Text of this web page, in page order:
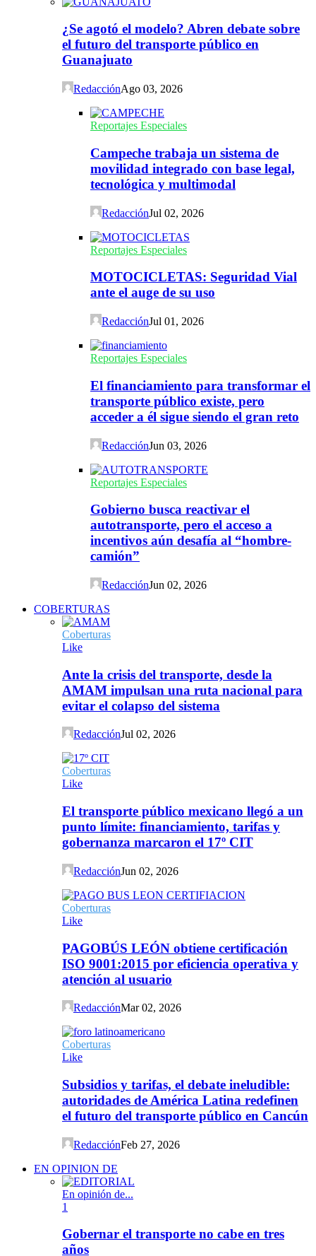
¿Se agotó el modelo? Abren debate sobre
el futuro del transporte público en
Guanajuato
RedacciónAgo 03, 2026
Reportajes Especiales
Campeche trabaja un sistema de
movilidad integrado con base legal,
tecnológica y multimodal
RedacciónJul 02, 2026
Reportajes Especiales
MOTOCICLETAS: Seguridad Vial
ante el auge de su uso
RedacciónJul 01, 2026
Reportajes Especiales
El financiamiento para transformar el
transporte público existe, pero
acceder a él sigue siendo el gran reto
RedacciónJun 03, 2026
Reportajes Especiales
Gobierno busca reactivar el
autotransporte, pero el acceso a
incentivos aún desafía al “hombre-
camión”
RedacciónJun 02, 2026
COBERTURAS
Coberturas
Like
Ante la crisis del transporte, desde la
AMAM impulsan una ruta nacional para
evitar el colapso del sistema
RedacciónJul 02, 2026
Coberturas
Like
El transporte público mexicano llegó a un
punto límite: financiamiento, tarifas y
gobernanza marcaron el 17º CIT
RedacciónJun 02, 2026
Coberturas
Like
PAGOBÚS LEÓN obtiene certificación
ISO 9001:2015 por eficiencia operativa y
atención al usuario
RedacciónMar 02, 2026
Coberturas
Like
Subsidios y tarifas, el debate ineludible:
autoridades de América Latina redefinen
el futuro del transporte público en Cancún
RedacciónFeb 27, 2026
EN OPINION DE
En opinión de...
1
Gobernar el transporte no cabe en tres
años